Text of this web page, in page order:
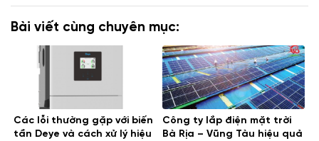
Bài viết cùng chuyên mục:
Các lỗi thường gặp với biến
tần Deye và cách xử lý hiệu
Công ty lắp điện mặt trời
Bà Rịa – Vũng Tàu hiệu quả